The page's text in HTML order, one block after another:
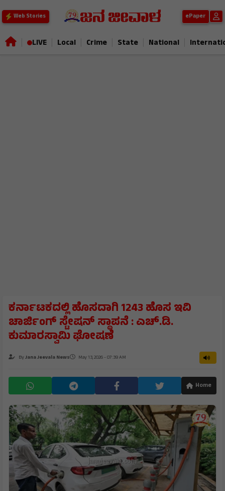
Web Stories ePaper
LIVE Local Crime State National
ಕರ್ನಾಟಕದಲ್ಲಿ ಹೊಸದಾಗಿ 1243 ಹೊಸ ಇವಿ
ಚಾರ್ಜಿಂಗ್‌ ಸ್ಟೇಷನ್‌ ಸ್ಥಾಪನೆ : ಎಚ್‌.ಡಿ.
ಕುಮಾರಸ್ವಾಮಿ ಘೋಷಣೆ
ByJana Jeevala News May 13, 2026 - 07:39 AM
Home